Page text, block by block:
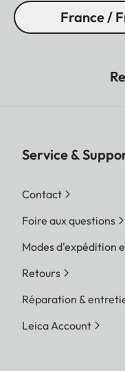
France /
Service &
Contact
Foire aux questions
Modes d'expédition
Retours
Réparation &
Leica Account